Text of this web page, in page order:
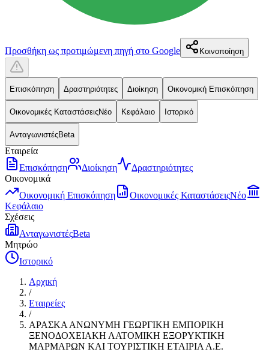
Προσθήκη ως προτιμώμενη πηγή στο Google Κοινοποίηση
Επισκόπηση Δραστηριότητες Διοίκηση Οικονομική Επισκόπηση
Οικονομικές ΚαταστάσειςΝέο Κεφάλαιο Ιστορικό
ΑνταγωνιστέςBeta
Εταιρεία
Επισκόπηση
Διοίκηση
Δραστηριότητες
Οικονομικά
Οικονομική Επισκόπηση
Οικονομικές ΚαταστάσειςΝέο
Κεφάλαιο
Σχέσεις
ΑνταγωνιστέςBeta
Μητρώο
Ιστορικό
Αρχική
/
Εταιρείες
/
ΑΡΑΣΚΑ ΑΝΩΝΥΜΗ ΓΕΩΡΓΙΚΗ ΕΜΠΟΡΙΚΗ
ΞΕΝΟΔΟΧΕΙΑΚΗ ΛΑΤΟΜΙΚΗ ΕΞΟΡΥΚΤΙΚΗ
ΜΑΡΜΑΡΩΝ ΚΑΙ ΤΟΥΡΙΣΤΙΚΗ ΕΤΑΙΡΙΑ Α.Ε.